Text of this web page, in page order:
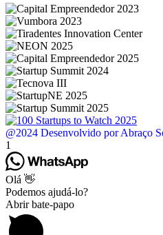
@2024 Desenvolvido por Abraço
1
Olá 👋
Podemos ajudá-lo?
Abrir bate-papo